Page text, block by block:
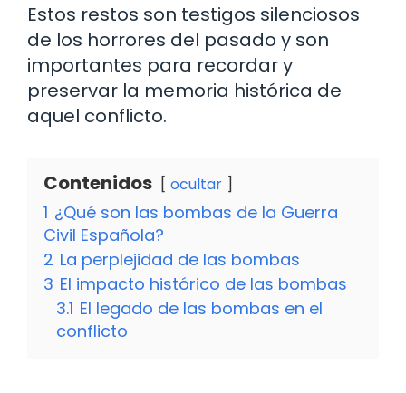
Estos restos son testigos silenciosos
de los horrores del pasado y son
importantes para recordar y
preservar la memoria histórica de
aquel conflicto.
Contenidos ocultar
1 ¿Qué son las bombas de la Guerra
Civil Española?
2 La perplejidad de las bombas
3 El impacto histórico de las bombas
3.1 El legado de las bombas en el
conflicto